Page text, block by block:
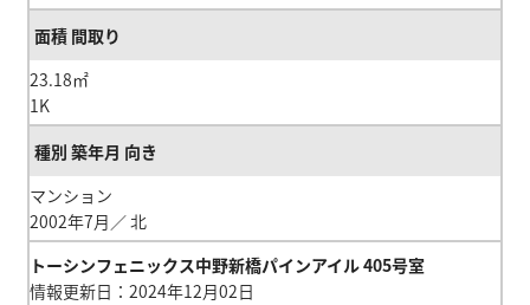
23.18㎡
1K
マンション
2002年7月／ 北
トーシンフェニックス中野新橋パインアイル 405号室
情報更新日：2024年12月02日